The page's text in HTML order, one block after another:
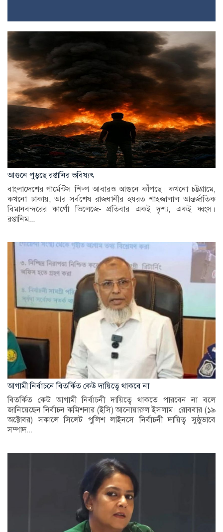
আগুনে পুড়ছে রপ্তানির ভবিষ্যৎ
বাংলাদেশের গার্মেন্টস শিল্প আবারও আগুনে কাঁপছে। কখনো চট্টগ্রামে,
কখনো ঢাকায়, আর সর্বশেষ রাজধানীর হযরত শাহজালাল আন্তর্জাতিক
বিমানবন্দরের কার্গো ভিলেজে- প্রতিবার একই দৃশ্য, একই ধ্বংস।
রপ্তানিম...
আগামী নির্বাচনে বিতর্কিত কেউ দায়িত্বে থাকবে না
বিতর্কিত কেউ আগামী নির্বাচনী দায়িত্বে থাকতে পারবেন না বলে
জানিয়েছেন নির্বাচন কমিশনার (ইসি) আনোয়ারুল ইসলাম। রোববার (১৯
অক্টোবর) সকালে সিলেট পুলিশ লাইনসে নির্বাচনী দায়িত্ব সুষ্ঠুভাবে
সম্পাদ...